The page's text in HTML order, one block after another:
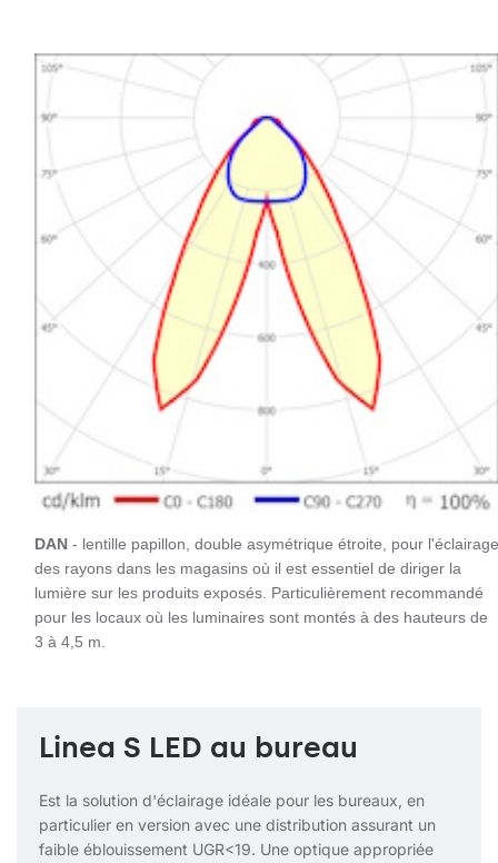
DAN - lentille papillon, double asymétrique étroite, pour l'éclairage
des rayons dans les magasins où il est essentiel de diriger la
lumière sur les produits exposés. Particulièrement recommandé
pour les locaux où les luminaires sont montés à des hauteurs de
3 à 4,5 m.
Linea S LED au bureau
Est la solution d'éclairage idéale pour les bureaux, en
particulier en version avec une distribution assurant un
faible éblouissement UGR<19. Une optique appropriée